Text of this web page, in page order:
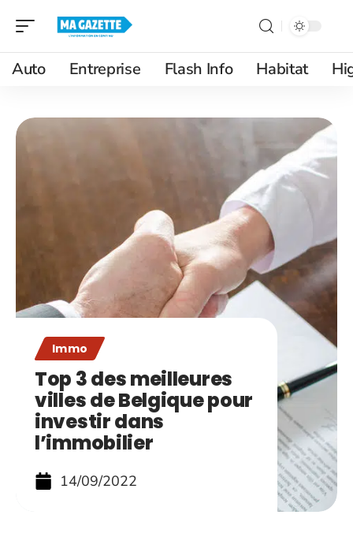
Auto Entreprise Flash Info Habitat
Immo
Top 3 des meilleures
villes de Belgique pour
investir dans
l’immobilier
14/09/2022